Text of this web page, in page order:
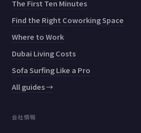
The First Ten Minutes
Find the Right Coworking Space
Where to Work
Dubai Living Costs
Sofa Surfing Like a Pro
All guides →
会社情報